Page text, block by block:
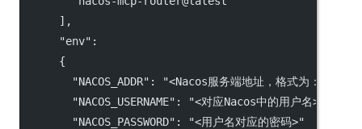
      ],
"env" :
      {
"NACOS_ADDR" :
"<Nacos服务端地址，格式为：
"NACOS_USERNAME" : "<对应Nacos中的用户名>"
"NACOS_PASSWORD" :
"<用户名对应的密码>"